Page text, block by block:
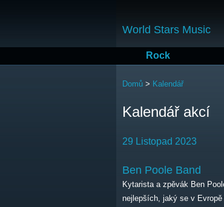
World Stars Music
Rock
Jste zde
Domů > Kalendář
Kalendář akcí
29 Listopad 2023
Ben Poole Band
Kytarista a zpěvák Ben
nejlepších, jaký se v